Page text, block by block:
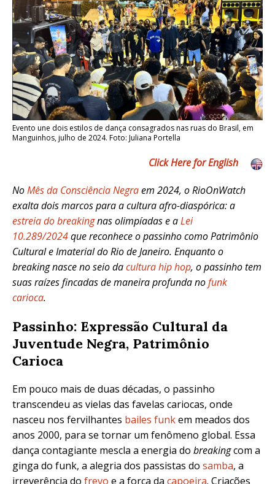
Evento une dois estilos de dança consagrados nas ruas do Brasil, em
Manguinhos, julho de 2024. Foto: Juliana Portella
Click Here for English
NoMês da Consciência Negraem 2024, o RioOnWatch
exalta dois marcos para a cultura afro-diaspórica: a
estreia do breakingnas olimpíadas e aLei
10.289/2024que reconhece o passinho como Patrimônio
Cultural e Imaterial do Rio de Janeiro. Enquanto o
breaking nasce no seio dacultura hip hop, o passinho tem
suas raízes fincadas de maneira profunda nofunk
carioca.
Passinho: Expressão Cultural da
Juventude Negra, Patrimônio
Carioca
Em pouco mais de duas décadas, o passinho
transcendeu as vielas das favelas cariocas, onde
nasceu nos fervilhantes bailes funkem meados dos
anos 2000, para se tornar um fenômeno global. Essa
dança contagiante mescla a energia do breakingcom a
ginga do funk, a alegria dos passistas do samba, a
irreverência do frevo e a força da capoeira. Criações